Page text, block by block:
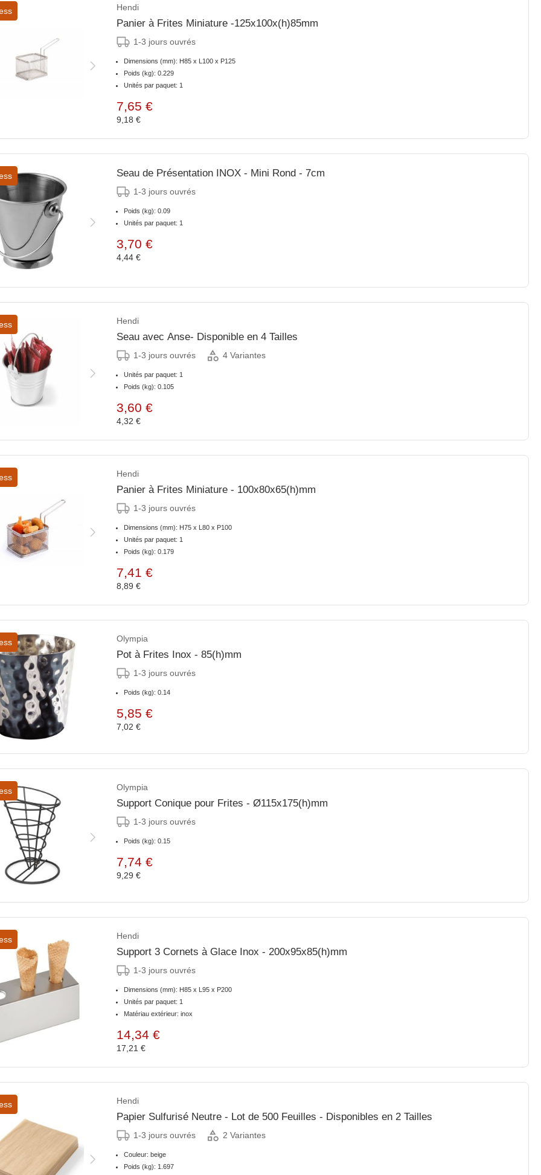
Hendi
Panier à Frites Miniature -125x100x(h)85mm
1-3 jours ouvrés
Dimensions (mm): H85 x L100 x P125
Poids (kg): 0.229
Unités par paquet: 1
7,65 €
9,18 €
Seau de Présentation INOX - Mini Rond - 7cm
1-3 jours ouvrés
Poids (kg): 0.09
Unités par paquet: 1
3,70 €
4,44 €
Hendi
Seau avec Anse- Disponible en 4 Tailles
1-3 jours ouvrés 4 Variantes
Unités par paquet: 1
Poids (kg): 0.105
3,60 €
4,32 €
Hendi
Panier à Frites Miniature - 100x80x65(h)mm
1-3 jours ouvrés
Dimensions (mm): H75 x L80 x P100
Unités par paquet: 1
Poids (kg): 0.179
7,41 €
8,89 €
Olympia
Pot à Frites Inox - 85(h)mm
1-3 jours ouvrés
Poids (kg): 0.14
5,85 €
7,02 €
Olympia
Support Conique pour Frites - Ø115x175(h)mm
1-3 jours ouvrés
Poids (kg): 0.15
7,74 €
9,29 €
Hendi
Support 3 Cornets à Glace Inox - 200x95x85(h)mm
1-3 jours ouvrés
Dimensions (mm): H85 x L95 x P200
Unités par paquet: 1
Matériau extérieur: inox
14,34 €
17,21 €
Hendi
Papier Sulfurisé Neutre - Lot de 500 Feuilles - Disponibles en 2 Tailles
1-3 jours ouvrés 2 Variantes
Couleur: beige
Poids (kg): 1.697